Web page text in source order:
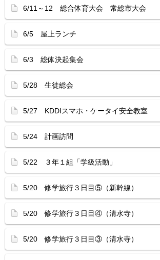
6/11～12 総合体育大会 常総市大会
6/5 屋上ランチ
6/3 総体決起集会
5/28 生徒総会
5/27 KDDIスマホ・ケータイ安全教室
5/24 計画訪問
5/22 ３年１組「学級活動」
5/20 修学旅行３日目⑤（新幹線）
5/20 修学旅行３日目④（清水寺）
5/20 修学旅行３日目③（清水寺）